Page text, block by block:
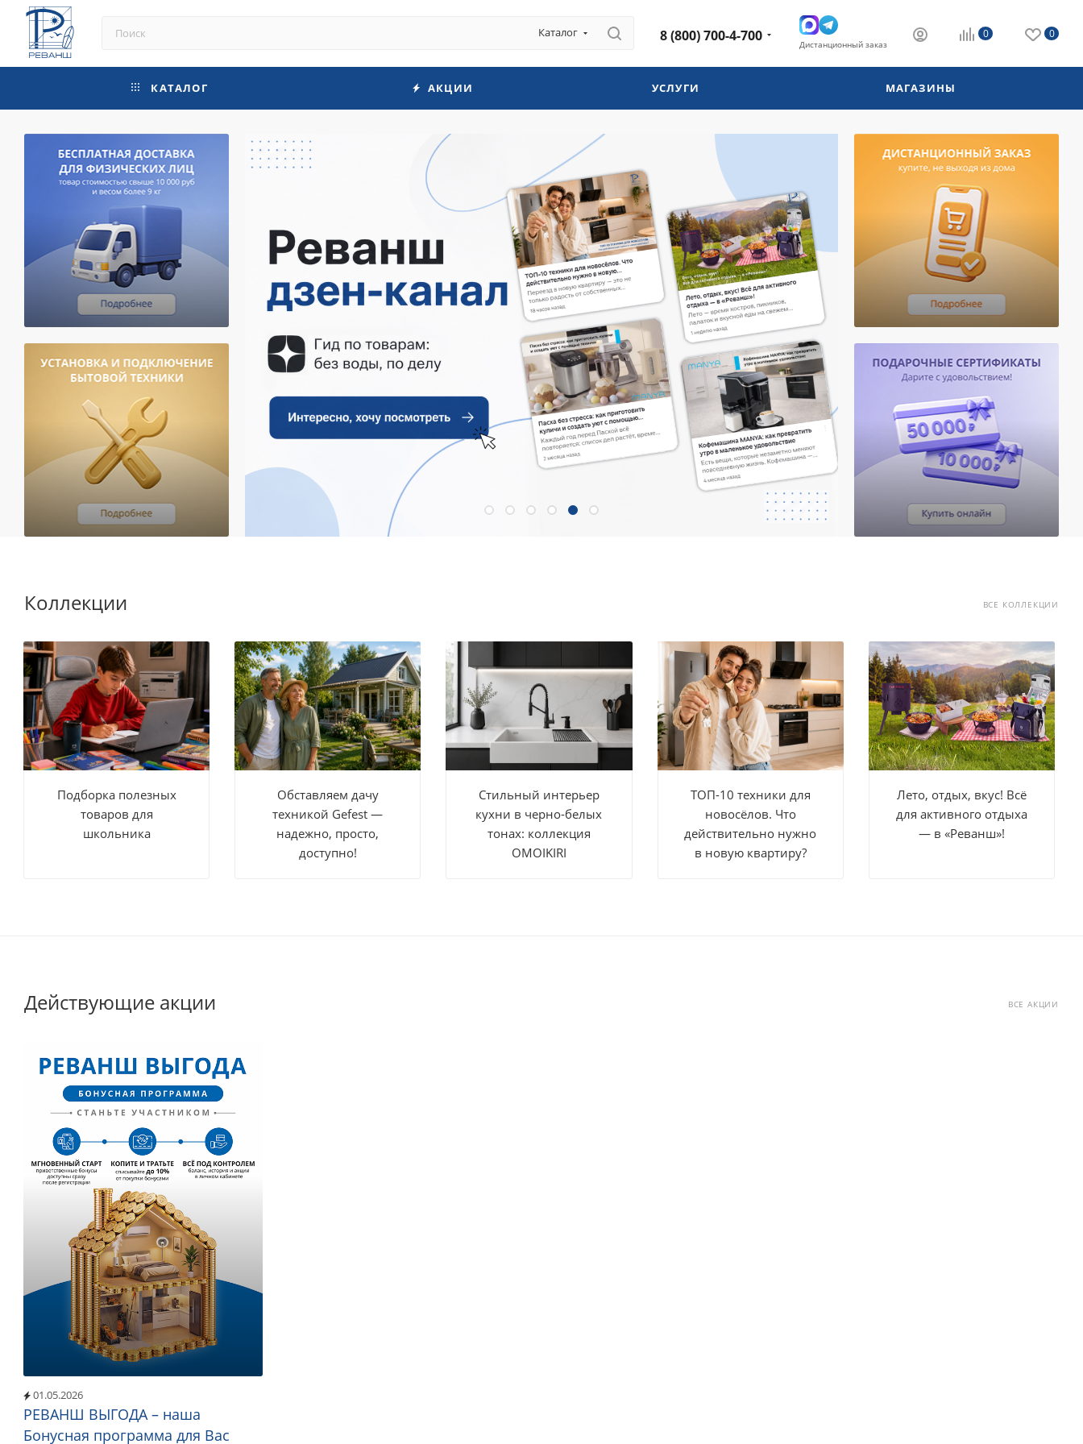
Каталог 8 (800) 700-4-700 Дистанционный заказ
0 0
КАТАЛОГ АКЦИИ УСЛУГИ МАГАЗИНЫ
Коллекции ВСЕ КОЛЛЕКЦИИ
Подборка полезных
товаров для
школьника
Обставляем дачу
техникой Gefest —
надежно, просто,
доступно!
Стильный интерьер
кухни в черно-белых
тонах: коллекция
OMOIKIRI
ТОП-10 техники для
новосёлов. Что
действительно нужно
в новую квартиру?
Лето, отдых, вкус! Всё
для активного отдыха
— в «Реванш»!
Действующие акции ВСЕ АКЦИИ
01.05.2026
РЕВАНШ ВЫГОДА – наша
Бонусная программа для Вас